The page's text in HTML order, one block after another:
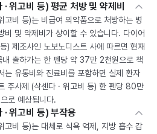
위고비 등) 평균 처방 및 약제비
고비 등)는 비급여 의약품으로 처방하는 병
비 및 약제비가 상이할 수 있습니다. 다이어
) 제조사인 노보노디스트 사에 따르면 현재
내 출하가는 한 펜당 약 37만 2천원으로 책
는 유통비와 진료비를 포함하면 실제 환자
주사제 (삭센다 · 위고비 등) 한 펜당 80만
로 예상됩니다.
위고비 등) 부작용
고비 등)는 대체로 식욕 억제, 지방 흡수 감